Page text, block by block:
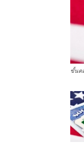
ขั้นต